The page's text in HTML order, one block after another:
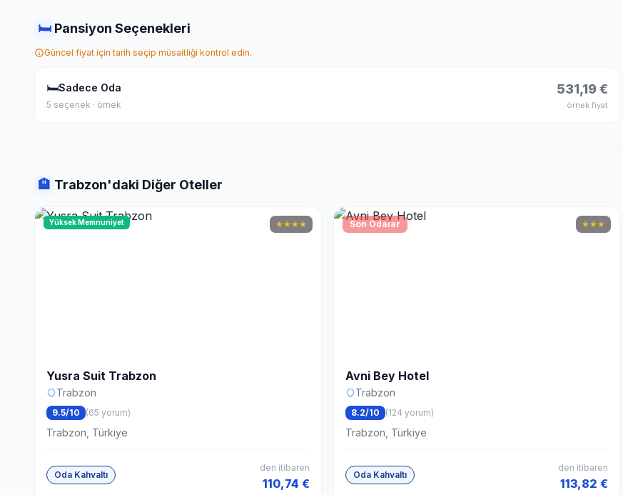
🛏 Pansiyon Seçenekleri
Güncel fiyat için tarih seçip müsaitliği kontrol edin.
🛏Sadece Oda
5 seçenek · örnek
531,19 €
örnek fiyat
🏨 Trabzon'daki Diğer Oteller
Yüksek Memnuniyet ★★★★
Yusra Suit Trabzon
Trabzon
9.5/10 (65 yorum)
Trabzon, Türkiye
Oda Kahvaltı
den itibaren
110,74 €
Son Odalar ★★★
Avni Bey Hotel
Trabzon
8.2/10 (124 yorum)
Trabzon, Türkiye
Oda Kahvaltı
den itibaren
113,82 €